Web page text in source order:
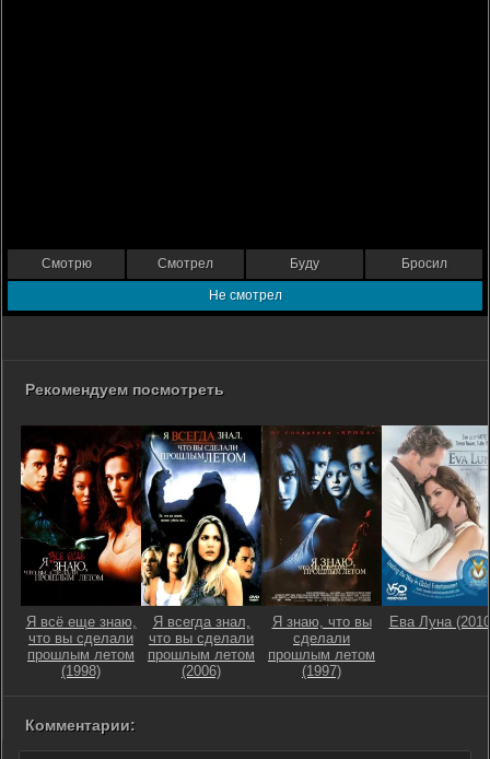
Смотрю Смотрел Буду Бросил
Не смотрел
Рекомендуем посмотреть
Я всё еще знаю,
что вы сделали
прошлым летом
(1998)
Я всегда знал,
что вы сделали
прошлым летом
(2006)
Я знаю, что вы
сделали
прошлым летом
(1997)
Ева Луна
Комментарии: